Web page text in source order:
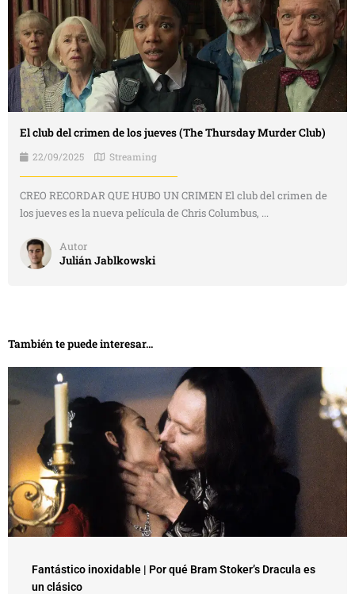
El club del crimen de los jueves (The Thursday Murder Club)
22/09/2025 Streaming
CREO RECORDAR QUE HUBO UN CRIMEN El club del crimen de
los jueves es la nueva película de Chris Columbus, ...
Autor
Julián Jablkowski
También te puede interesar...
Fantástico inoxidable | Por qué Bram Stoker’s Dracula es
un clásico